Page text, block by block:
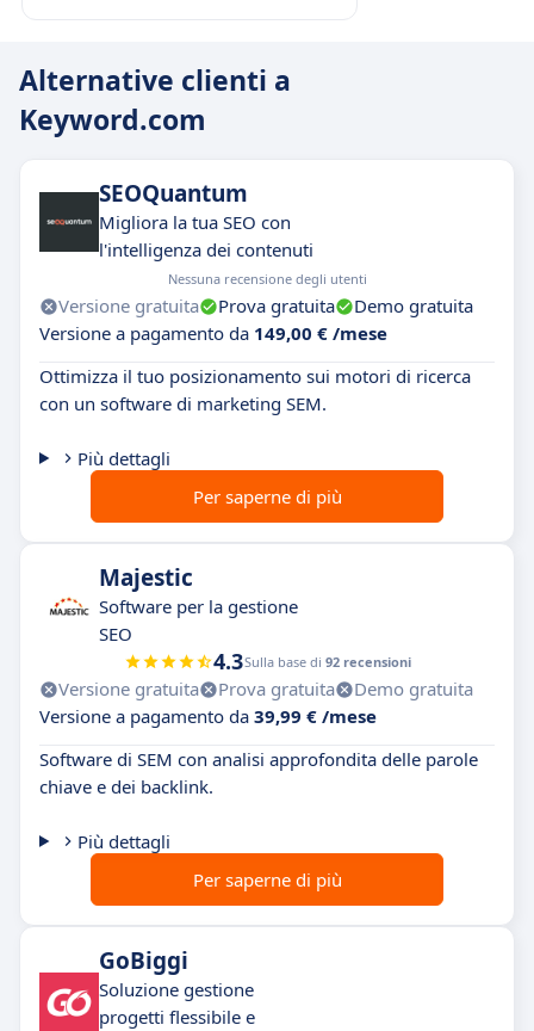
Alternative clienti a
Keyword.com
SEOQuantum
Migliora la tua SEO con
l'intelligenza dei contenuti
Nessuna recensione degli utenti
Versione gratuita Prova gratuita
Demo gratuita
Versione a pagamento da 149,00 € /mese
Ottimizza il tuo posizionamento sui motori di ricerca
con un software di marketing SEM.
Più dettagli
Per saperne di più
Majestic
Software per la gestione
SEO
4.3Sulla base di 92 recensioni
Versione gratuita Prova gratuita
Demo gratuita
Versione a pagamento da 39,99 € /mese
Software di SEM con analisi approfondita delle parole
chiave e dei backlink.
Più dettagli
Per saperne di più
GoBiggi
Soluzione gestione
progetti flessibile e